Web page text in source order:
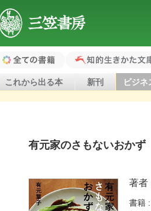
全ての書籍（ホ
ーム）
知的生きかた文
これから出る本 新刊 ビジネ
有元家のさもないおかず
著者
書籍